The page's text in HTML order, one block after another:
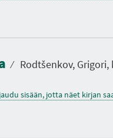
⁄ Rodtšenkov,
sisään, jotta näet kirjan